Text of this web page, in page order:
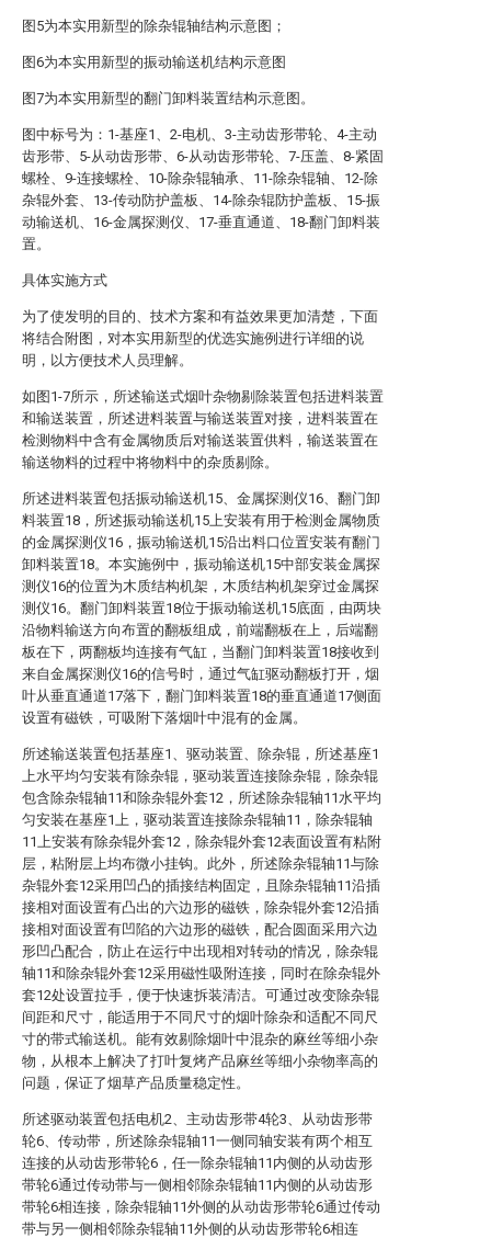
图5为本实用新型的除杂辊轴结构示意图；
图6为本实用新型的振动输送机结构示意图
图7为本实用新型的翻门卸料装置结构示意图。
图中标号为：1-基座1、2-电机、3-主动齿形带轮、4-主动
齿形带、5-从动齿形带、6-从动齿形带轮、7-压盖、8-紧固
螺栓、9-连接螺栓、10-除杂辊轴承、11-除杂辊轴、12-除
杂辊外套、13-传动防护盖板、14-除杂辊防护盖板、15-振
动输送机、16-金属探测仪、17-垂直通道、18-翻门卸料装
置。
具体实施方式
为了使发明的目的、技术方案和有益效果更加清楚，下面
将结合附图，对本实用新型的优选实施例进行详细的说
明，以方便技术人员理解。
如图1-7所示，所述输送式烟叶杂物剔除装置包括进料装置
和输送装置，所述进料装置与输送装置对接，进料装置在
检测物料中含有金属物质后对输送装置供料，输送装置在
输送物料的过程中将物料中的杂质剔除。
所述进料装置包括振动输送机15、金属探测仪16、翻门卸
料装置18，所述振动输送机15上安装有用于检测金属物质
的金属探测仪16，振动输送机15沿出料口位置安装有翻门
卸料装置18。本实施例中，振动输送机15中部安装金属探
测仪16的位置为木质结构机架，木质结构机架穿过金属探
测仪16。翻门卸料装置18位于振动输送机15底面，由两块
沿物料输送方向布置的翻板组成，前端翻板在上，后端翻
板在下，两翻板均连接有气缸，当翻门卸料装置18接收到
来自金属探测仪16的信号时，通过气缸驱动翻板打开，烟
叶从垂直通道17落下，翻门卸料装置18的垂直通道17侧面
设置有磁铁，可吸附下落烟叶中混有的金属。
所述输送装置包括基座1、驱动装置、除杂辊，所述基座1
上水平均匀安装有除杂辊，驱动装置连接除杂辊，除杂辊
包含除杂辊轴11和除杂辊外套12，所述除杂辊轴11水平均
匀安装在基座1上，驱动装置连接除杂辊轴11，除杂辊轴
11上安装有除杂辊外套12，除杂辊外套12表面设置有粘附
层，粘附层上均布微小挂钩。此外，所述除杂辊轴11与除
杂辊外套12采用凹凸的插接结构固定，且除杂辊轴11沿插
接相对面设置有凸出的六边形的磁铁，除杂辊外套12沿插
接相对面设置有凹陷的六边形的磁铁，配合圆面采用六边
形凹凸配合，防止在运行中出现相对转动的情况，除杂辊
轴11和除杂辊外套12采用磁性吸附连接，同时在除杂辊外
套12处设置拉手，便于快速拆装清洁。可通过改变除杂辊
间距和尺寸，能适用于不同尺寸的烟叶除杂和适配不同尺
寸的带式输送机。能有效剔除烟叶中混杂的麻丝等细小杂
物，从根本上解决了打叶复烤产品麻丝等细小杂物率高的
问题，保证了烟草产品质量稳定性。
所述驱动装置包括电机2、主动齿形带4轮3、从动齿形带
轮6、传动带，所述除杂辊轴11一侧同轴安装有两个相互
连接的从动齿形带轮6，任一除杂辊轴11内侧的从动齿形
带轮6通过传动带与一侧相邻除杂辊轴11内侧的从动齿形
带轮6相连接，除杂辊轴11外侧的从动齿形带轮6通过传动
带与另一侧相邻除杂辊轴11外侧的从动齿形带轮6相连